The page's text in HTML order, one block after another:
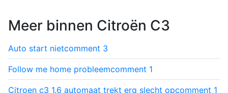
Meer binnen Citroën C3
Auto start nietcomment 3
Follow me home probleemcomment 1
Citroen c3 1.6 automaat trekt erg slecht opcomment 1